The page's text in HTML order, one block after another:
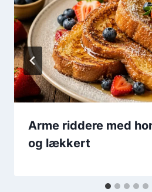
Arme riddere med
og lækkert